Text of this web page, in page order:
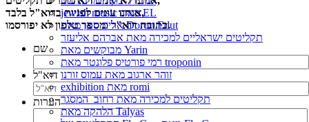
jewish music מאת EL
אריס סאן מאת Doron Edut
תקליטים ישראליים למכירה מאת אברהם אליעזר
מבוקשים מאת Yarin
רמי פורטיס פלונטר מאת troponin
זוהר ארגוב מאת עמוס זורנו
exhibition מאת romi
תקליטים למכירה מאת רחוב_המסגר
הלהקה מאת Talyas
אנחנו עונים לפניות בדוא"ל בלבד,
כתובת דוא"ל ומספר טלפון לא יפורסמו.
שם
דוא"ל
הערות